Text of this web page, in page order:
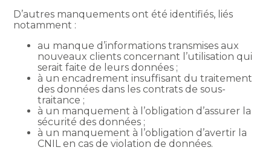
D’autres manquements ont été identifiés, liés
notamment :
au manque d’informations transmises aux
nouveaux clients concernant l’utilisation qui
serait faite de leurs données ;
à un encadrement insuffisant du traitement
des données dans les contrats de sous-
traitance ;
à un manquement à l’obligation d’assurer la
sécurité des données ;
à un manquement à l’obligation d’avertir la
CNIL en cas de violation de données.